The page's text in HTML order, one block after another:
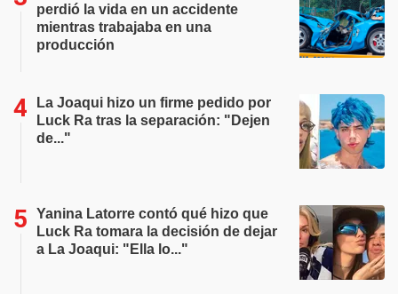
perdió la vida en un accidente
mientras trabajaba en una
producción
La Joaqui hizo un firme pedido por
Luck Ra tras la separación: "Dejen
de..."
Yanina Latorre contó qué hizo que
Luck Ra tomara la decisión de dejar
a La Joaqui: "Ella lo..."